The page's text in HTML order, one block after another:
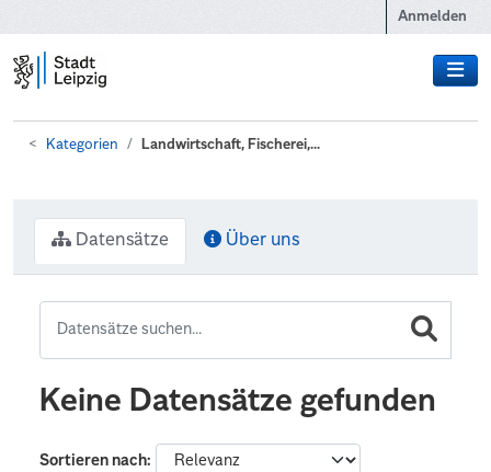
Anmelden
Kategorien Landwirtschaft, Fischerei,...
Datensätze Über uns
Keine Datensätze gefunden
Sortieren nach